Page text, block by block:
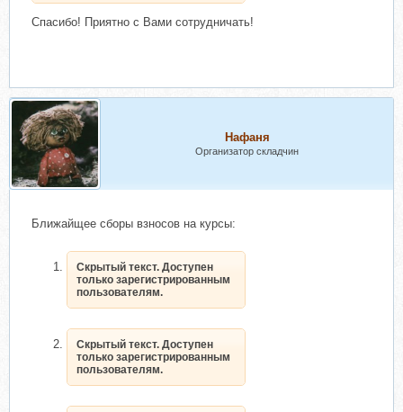
Спасибо! Приятно с Вами сотрудничать!
Нафаня
Организатор складчин
Ближайщее сборы взносов на курсы:
Скрытый текст. Доступен
только зарегистрированным
пользователям.
Скрытый текст. Доступен
только зарегистрированным
пользователям.